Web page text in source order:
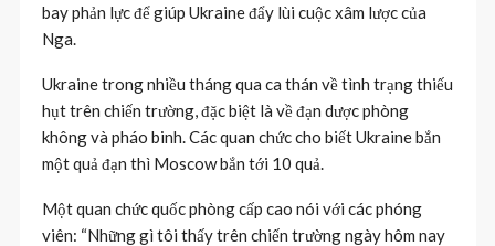
bay phản lực để giúp Ukraine đẩy lùi cuộc xâm lược của
Nga.
Ukraine trong nhiều tháng qua ca thán về tình trạng thiếu
hụt trên chiến trường, đặc biệt là về đạn dược phòng
không và pháo binh. Các quan chức cho biết Ukraine bắn
một quả đạn thì Moscow bắn tới 10 quả.
Một quan chức quốc phòng cấp cao nói với các phóng
viên: “Những gì tôi thấy trên chiến trường ngày hôm nay